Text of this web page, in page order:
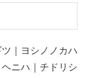
｜ヨシノノカハ
ニハ｜チドリシ